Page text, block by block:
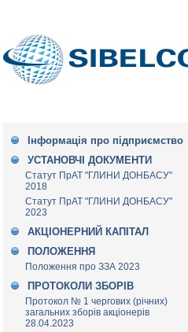
Інформація про підприємство
УСТАНОВЧІ ДОКУМЕНТИ
Статут ПрАТ "ГЛИНИ ДОНБАСУ"
2018
Статут ПрАТ "ГЛИНИ ДОНБАСУ"
2023
АКЦІОНЕРНИЙ КАПІТАЛ
ПОЛОЖЕННЯ
Положення про ЗЗА 2023
ПРОТОКОЛИ ЗБОРІВ
Протокол № 1 чергових (річних)
загальних зборів акціонерів
28.04.2023